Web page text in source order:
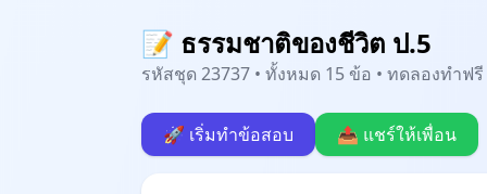
📝 ธรรมชาติของชีวิต ป.5
รหัสชุด 23737 • ทั้งหมด 15 ข้อ • ทดลองทำฟ
🚀 เริ่มทำข้อสอบ 📤 แชร์ให้เพื่อน